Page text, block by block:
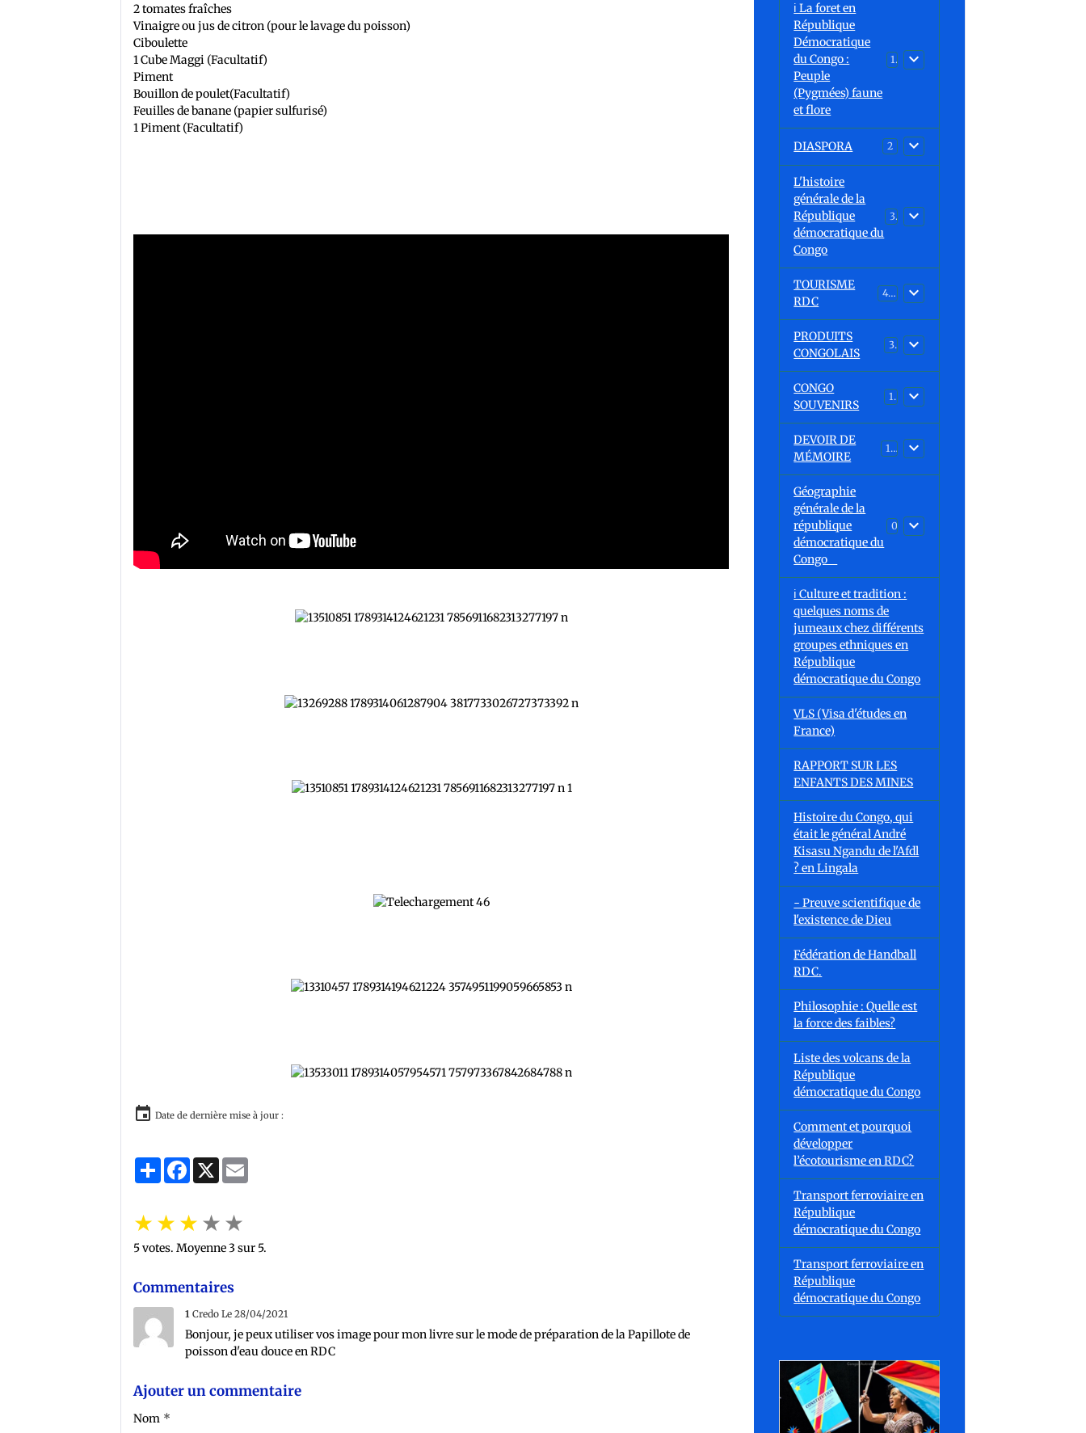
2 tomates fraîches
Vinaigre ou jus de citron (pour le lavage du poisson)
Ciboulette
1 Cube Maggi (Facultatif)
Piment
Bouillon de poulet(Facultatif)
Feuilles de banane (papier sulfurisé)
1 Piment (Facultatif)
Date de dernière mise à jour :
PartagerFacebook
X
★★★★★
5votes. Moyenne3sur 5.
Commentaires
1 CredoLe 28/04/2021
Bonjour, je peux utiliser vos image pour mon livre sur le mode de préparation de la Papillote de
poisson d'eau douce en RDC
Ajouter un commentaire
Nom
ℹ️ La foret en
République
Démocratique
du Congo :
Peuple
(Pygmées) faune
et flore
15
DIASPORA 2
L'histoire
générale de la
République
démocratique du
Congo
30
TOURISME
RDC
43
PRODUITS
CONGOLAIS
3
CONGO
SOUVENIRS
1
DEVOIR DE
MÉMOIRE
13
Géographie
générale de la
république
démocratique du
Congo
ℹ️ Culture et tradition :
quelques noms de
jumeaux chez différents
groupes ethniques en
République
démocratique du Congo
VLS (Visa d'études en
France)
RAPPORT SUR LES
ENFANTS DES MINES
Histoire du Congo, qui
était le général André
Kisasu Ngandu de l'Afdl
? en Lingala
- Preuve scientifique de
l'existence de Dieu
Fédération de Handball
RDC.
Philosophie : Quelle est
la force des faibles?
Liste des volcans de la
République
démocratique du Congo
Comment et pourquoi
développer
l’écotourisme en RDC?
Transport ferroviaire en
République
démocratique du Congo
Transport ferroviaire en
République
démocratique du Congo